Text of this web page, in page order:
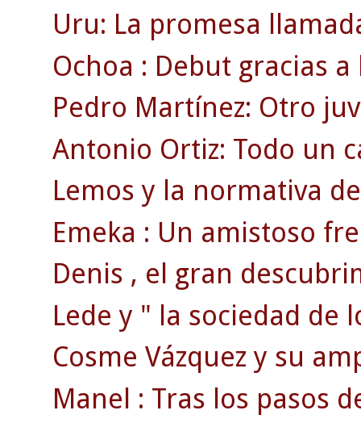
Uru: La promesa
Ochoa : Debut gracias
Pedro Martínez: Otro
Antonio Ortiz: Todo un
Lemos y la normativa
Emeka : Un amistoso
Denis , el gran
Lede y " la sociedad de
Cosme Vázquez y su
Manel : Tras los pasos